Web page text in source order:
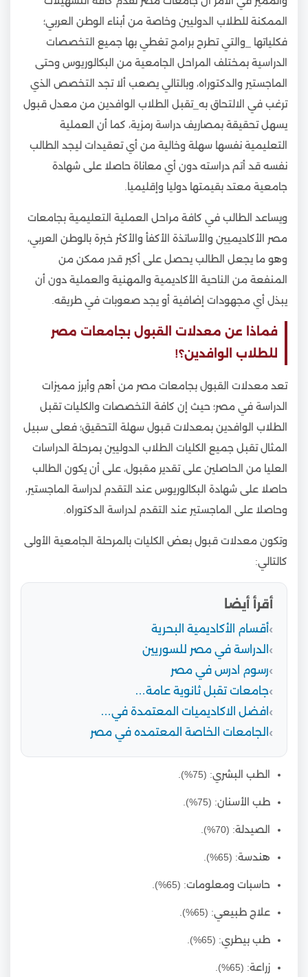
الممكنة للطلاب الدوليين وخاصة من أبناء الوطن العربي؛
فكلياتها _والتي تطرح برامج تغطي بها جميع التخصصات
الدراسية بمختلف المراحل الجامعية من البكالوريوس وحتى
الماجستير والدكتوراه، وبالتالي يصعب ألا تجد التخصص الذي
ترغب في الالتحاق به_تقبل الطلاب الوافدين من معدل قبول
يسهل تحقيقة بمصاريف دراسة رمزية، كما أن العملية
التعليمية نفسها سهلة وخالية من أي تعقيدات ليجد الطالب
نفسه قد أتم دراسته دون أي معاناة حاصلا على شهادة
جامعية معتد بقيمتها دوليا وإقليميا.
ويساعد الطالب في كافة مراحل العملية التعليمية بجامعات
مصر الأكاديميين والأساتذة الأكفأ والأكثر خبرة بالوطن العربي،
وهو ما يجعل الطالب يحصل على أكبر قدر ممكن من
المنفعة من الناحية الأكاديمية والمهنية والعملية دون أن
يبذل أي مجهودات إضافية أو يجد صعوبات في طريقه.
فماذا عن معدلات القبول بجامعات مصر
للطلاب الوافدين؟!
تعد معدلات القبول بجامعات مصر من أهم وأبرز مميزات
الدراسة في مصر؛ حيث إن كافة التخصصات والكليات تقبل
الطلاب الوافدين بمعدلات قبول سهلة التحقيق؛ فعلى سبيل
المثال تقبل جميع الكليات الطلاب الدوليين بمرحلة الدراسات
العليا من الحاصلين على تقدير مقبول، على أن يكون الطالب
حاصلا على شهادة البكالوريوس عند التقدم لدراسة الماجستير،
وحاصلا على الماجستير عند التقدم لدراسة الدكتوراه.
وتكون معدلات قبول بعض الكليات بالمرحلة الجامعية الأولى
كالتالي:
أقرأ أيضا
أقسام الأكاديمية البحرية
الدراسة في مصر للسوريين
رسوم ادرس في مصر
جامعات تقبل ثانوية عامة…
افضل الاكاديميات المعتمدة في…
الجامعات الخاصة المعتمده في مصر
الطب البشري: (75%).
طب الأسنان: (75%).
الصيدلة: (70%).
هندسة: (65%).
حاسبات ومعلومات: (65%).
علاج طبيعي: (65%).
طب بيطري: (65%).
زراعة: (65%).